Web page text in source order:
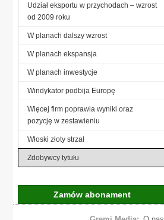
Udział eksportu w przychodach – wzrost
od 2009 roku
W planach dalszy wzrost
W planach ekspansja
W planach inwestycje
Windykator podbija Europę
Więcej firm poprawia wyniki oraz
pozycję w zestawieniu
Włoski złoty strzał
Zdobywcy tytułu
Zamów abonament